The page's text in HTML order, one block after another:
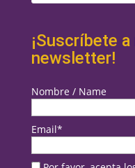
¡Suscríbete
newsletter!
Nombre / Name
Email*